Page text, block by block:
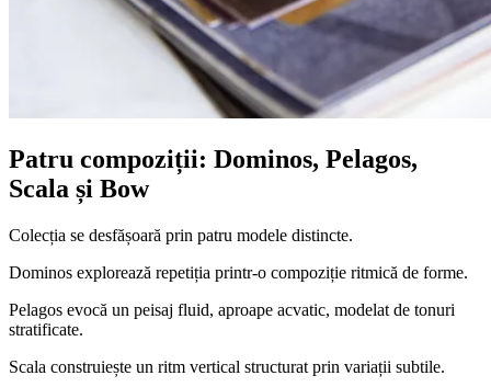
Patru compoziții: Dominos, Pelagos,
Scala și Bow
Colecția se desfășoară prin patru modele distincte.
Dominos explorează repetiția printr-o compoziție ritmică de forme.
Pelagos evocă un peisaj fluid, aproape acvatic, modelat de tonuri
stratificate.
Scala construiește un ritm vertical structurat prin variații subtile.